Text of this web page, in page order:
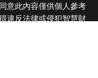
意此內容僅供個人參考
違反法律或侵犯智慧財